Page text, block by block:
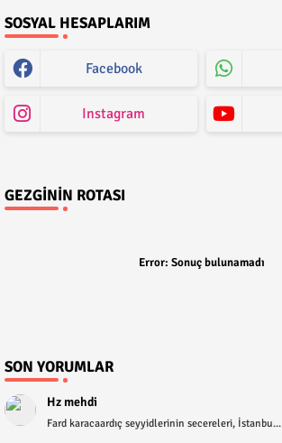
SOSYAL HESAPLARIM
Facebook
Instagram
GEZGININ ROTASI
Error: Sonuç bulunamadı
SON YORUMLAR
Hz mehdi
Fard karacaardıç seyyidlerinin secereleri, İstanbu...